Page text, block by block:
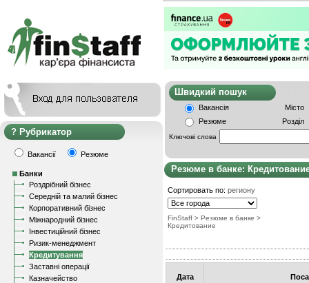
Рубрикатор
Вакансії Резюме
Банки
Роздрібний бізнес
Середній та малий бізнес
Корпоративний бізнес
Міжнародний бізнес
Інвестиційний бізнес
Ризик-менеджмент
Кредитування
Заставні операції
Казначейство
Швидкий
Вакансія
Місто
Резюме
Розділ
Ключові слова
Резюме в банке:
Сортировать по: региону
FinStaff > Резюме в банке >
Кредитование
Дата